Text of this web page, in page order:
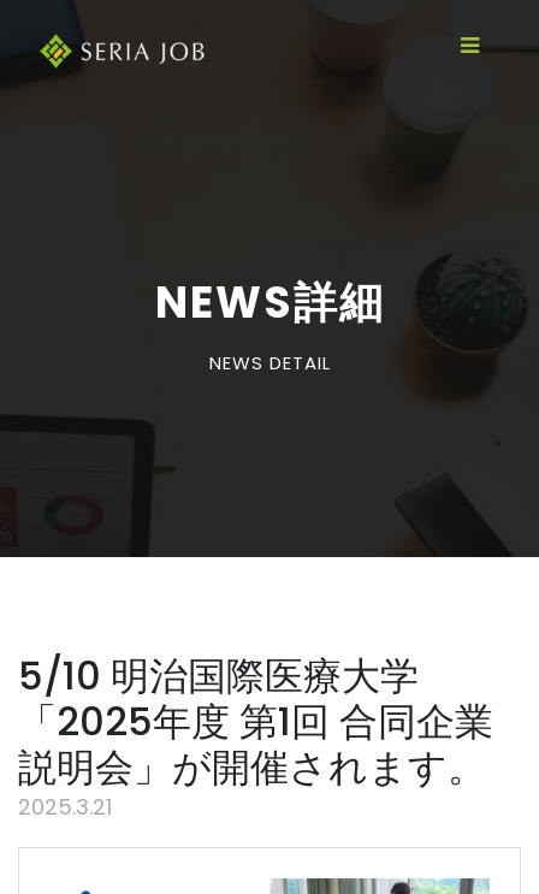
NEWS詳細
NEWS DETAIL
5/10 明治国際医療大学
「2025年度 第1回 合同企業
説明会」が開催されます。
2025.3.21